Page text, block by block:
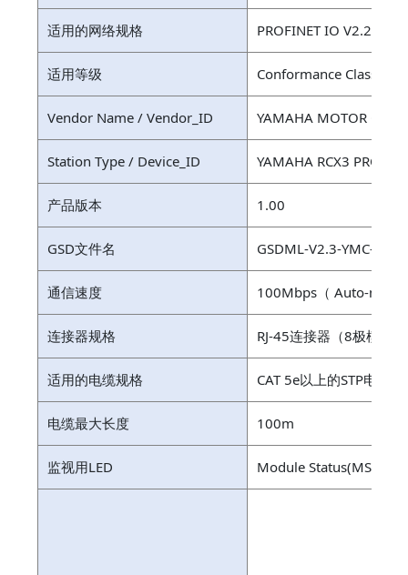
适用的网络规格 PROFINET IO V2.2
适用等级 Conformance Class B /
Vendor Name / Vendor_ID YAMAHA MOTOR
Station Type / Device_ID YAMAHA RCX3
产品版本 1.00
GSD文件名 GSDML-V2.3-YMC-
通信速度 100Mbps（ Auto-
连接器规格 RJ-45连接器（8极模块
适用的电缆规格 CAT 5e以上的STP电缆(
电缆最大长度 100m
监视用LED Module Status(MS),